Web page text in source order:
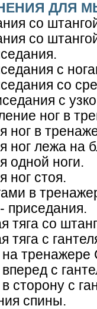
ДЛЯ
со
со
с
со
с
ног в
ног в
ног лежа на
одной ноги.
ног стоя.
в
приседания.
тяга со
тяга с
тренажере
с
сторону с
спины.